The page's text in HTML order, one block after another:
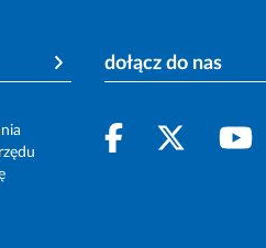
dołącz do nas